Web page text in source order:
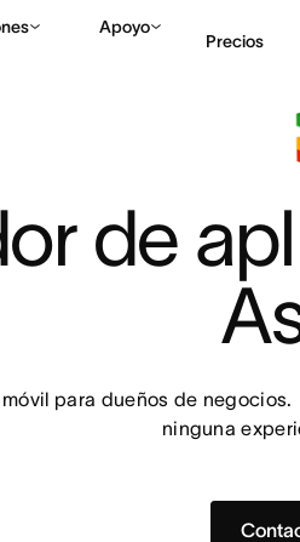
Apoyo
Precios
de
para dueños de
ninguna